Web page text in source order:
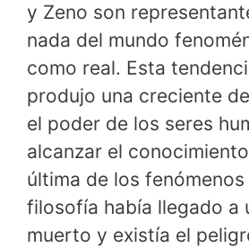
y Zeno son
nada del mundo
como real. Esta
produjo una creciente
el poder de los seres
alcanzar el
última de los
filosofía había llegado a
muerto y existía el